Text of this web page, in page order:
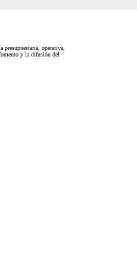
operativa,
y la difusión del